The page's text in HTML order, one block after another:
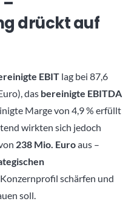
drückt auf
EBIT lag bei 87,6
das bereinigte EBITDA
Marge von 4,9 % erfüllt
wirkten sich jedoch
238 Mio. Euroaus –
Konzernprofil schärfen und
soll.